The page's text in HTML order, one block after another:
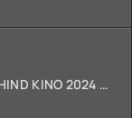
SALAAR 2 QISMI UZBEK TILIDA HIND KINO 2024 TARJIMA 720p HD Skachat